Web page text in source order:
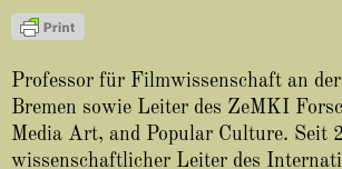
Archiv
About
Professor für Filmwissenschaft an
Bremen sowie Leiter des ZeMKI
Media Art, and Popular Culture. Seit
wissenschaftlicher Leiter des